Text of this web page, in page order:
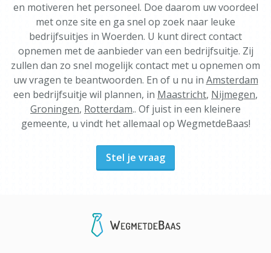
en motiveren het personeel. Doe daarom uw voordeel
met onze site en ga snel op zoek naar leuke
bedrijfsuitjes in Woerden. U kunt direct contact
opnemen met de aanbieder van een bedrijfsuitje. Zij
zullen dan zo snel mogelijk contact met u opnemen om
uw vragen te beantwoorden. En of u nu in Amsterdam
een bedrijfsuitje wil plannen, in Maastricht, Nijmegen,
Groningen, Rotterdam.. Of juist in een kleinere
gemeente, u vindt het allemaal op WegmetdeBaas!
Stel je vraag